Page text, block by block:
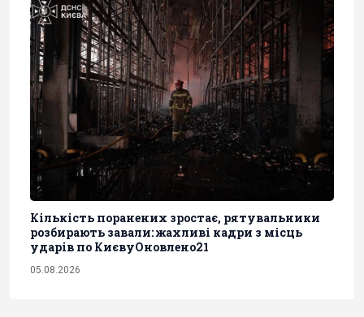
Кількість поранених зростає, рятувальники
розбирають завали: жахливі кадри з місць
ударів по КиєвуОновлено21
05.08.2026